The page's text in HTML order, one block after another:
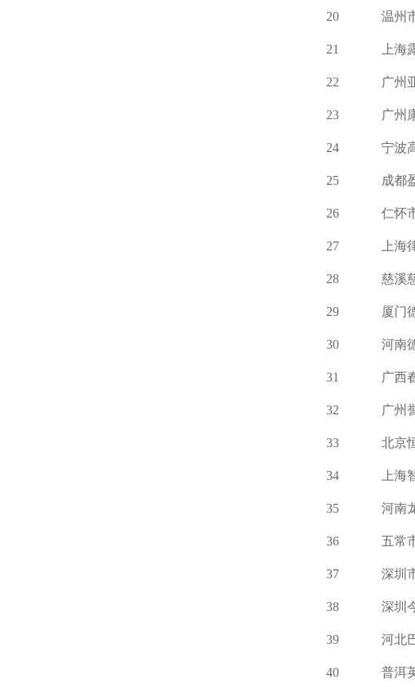
20 温州
21 上海
22 广州
23 广州
24 宁波
25 成都
26 仁怀
27 上海
28 慈溪
29 厦门
30 河南
31 广西
32 广州
33 北京
34 上海
35 河南
36 五常
37 深圳
38 深圳
39 河北
40 普洱